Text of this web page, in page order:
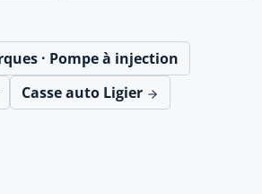
· Pompe à injection
Casse auto Ligier